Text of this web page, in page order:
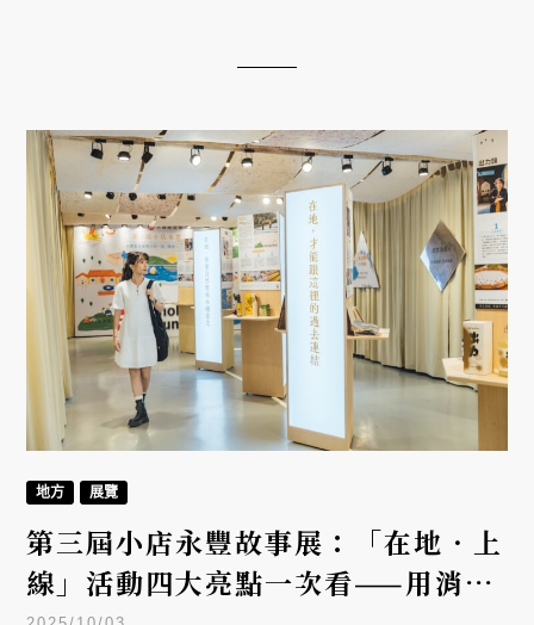
地方 展覽
第三屆小店永豐故事展：「在地．上
線」活動四大亮點一次看——用消費